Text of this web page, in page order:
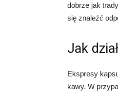
dobrze jak
się znaleźć
Jak
Ekspresy
kawy. W